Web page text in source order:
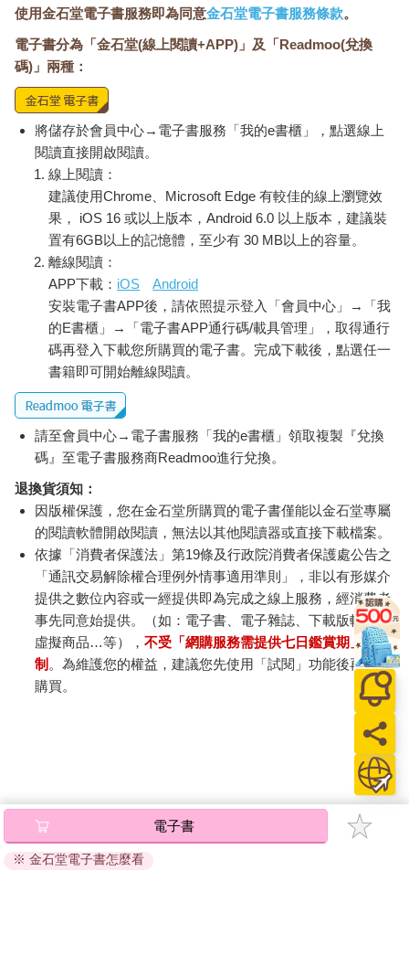
使用金石堂電子書服務即為同意金石堂電子書服務條款。
電子書分為「金石堂(線上閱讀+APP)」及「Readmoo(兌換
碼)」兩種：
將儲存於會員中心→電子書服務「我的e書櫃」，點選線上
閱讀直接開啟閱讀。
線上閱讀：
建議使用Chrome、Microsoft Edge 有較佳的線上瀏覽效
果， iOS 16 或以上版本，Android 6.0 以上版本，建議裝
置有6GB以上的記憶體，至少有 30 MB以上的容量。
離線閱讀：
APP下載： iOS
Android
安裝電子書APP後，請依照提示登入「會員中心」→「我
的E書櫃」→「電子書APP通行碼/載具管理」，取得通行
碼再登入下載您所購買的電子書。完成下載後，點選任一
書籍即可開始離線閱讀。
請至會員中心→電子書服務「我的e書櫃」領取複製『兌換
碼』至電子書服務商Readmoo進行兌換。
退換貨須知：
因版權保護，您在金石堂所購買的電子書僅能以金石堂專屬
的閱讀軟體開啟閱讀，無法以其他閱讀器或直接下載檔案。
依據「消費者保護法」第19條及行政院消費者保護處公告之
「通訊交易解除權合理例外情事適用準則」，非以有形媒介
提供之數位內容或一經提供即為完成之線上服務，經消費者
事先同意始提供。（如：電子書、電子雜誌、下載版軟體、
虛擬商品…等），不受「網購服務需提供七日鑑賞期」的限
制 。為維護您的權益，建議您先使用「試閱」功能後再付款
購買。
電子書
※ 金石堂電子書怎麼看